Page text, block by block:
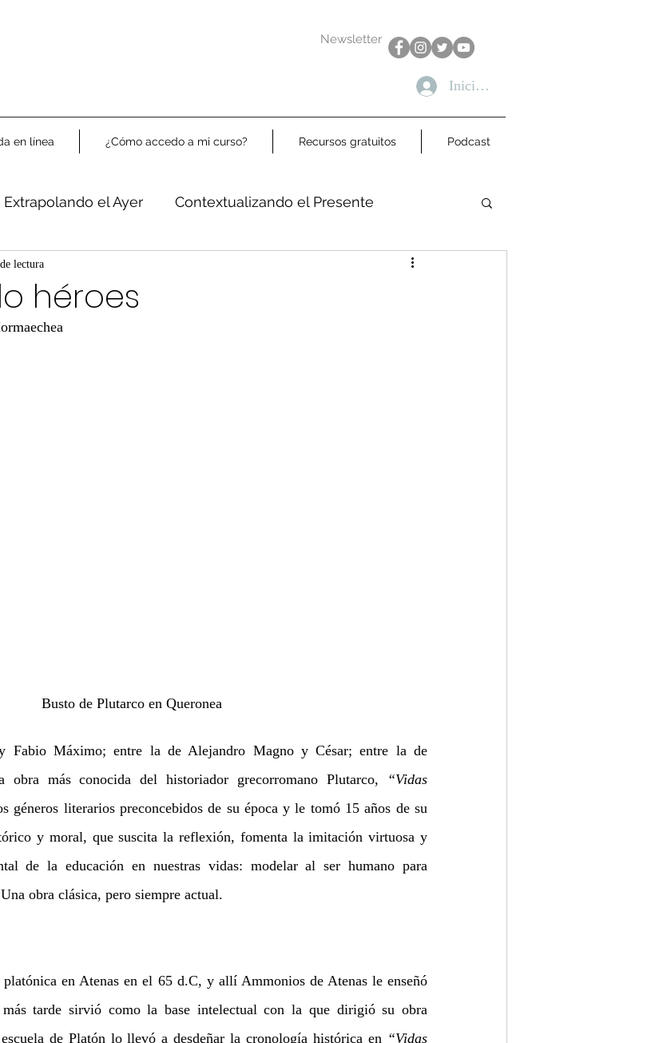
Newsletter
Iniciar sesión
en línea ¿Cómo accedo a mi curso? Recursos gratuitos Podcast
Extrapolando el Ayer Contextualizando el Presente
héroes
lectura
Busto de Plutarco en Queronea
Fabio Máximo; entre la de Alejandro Magno y César; entre la de
obra más conocida del historiador grecorromano Plutarco, “Vidas
géneros literarios preconcebidos de su época y le tomó 15 años de su
y moral, que suscita la reflexión, fomenta la imitación virtuosa y
de la educación en nuestras vidas: modelar al ser humano para
obra clásica, pero siempre actual.
en Atenas en el 65 d.C, y allí Ammonios de Atenas le enseñó
tarde sirvió como la base intelectual con la que dirigió su obra
de Platón lo llevó a desdeñar la cronología histórica en “Vidas